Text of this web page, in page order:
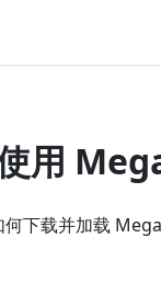
用
下载并加载